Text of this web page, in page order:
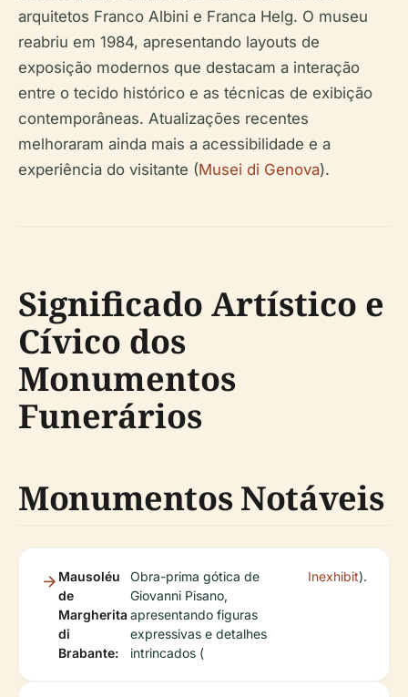
arquitetos Franco Albini e Franca Helg. O museu
reabriu em 1984, apresentando layouts de
exposição modernos que destacam a interação
entre o tecido histórico e as técnicas de exibição
contemporâneas. Atualizações recentes
melhoraram ainda mais a acessibilidade e a
experiência do visitante (Musei di Genova).
Significado Artístico e
Cívico dos
Monumentos
Funerários
Monumentos Notáveis
Mausoléu
de
Margherita
di
Brabante:
Obra-prima gótica de
Giovanni Pisano,
apresentando figuras
expressivas e detalhes
intrincados (
Inexhibit).